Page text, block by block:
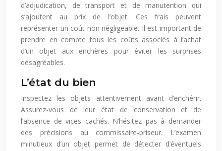
d’adjudication, de transport et de manutention qui
s’ajoutent au prix de l’objet. Ces frais peuvent
représenter un coût non négligeable. Il est important de
prendre en compte tous les coûts associés à l’achat
d’un objet aux enchères pour éviter les surprises
désagréables.
L’état du bien
Inspectez les objets attentivement avant d’enchérir.
Assurez-vous de leur état de conservation et de
l’absence de vices cachés. N’hésitez pas à demander
des précisions au commissaire-priseur. L’examen
minutieux d’un objet permet de détecter d’éventuels